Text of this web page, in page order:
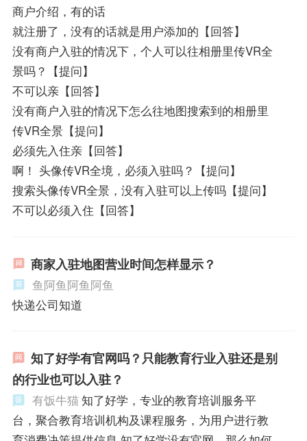
商户介绍，有的话
就注册了，没有的话就是用户添加的【回答】
没有商户入驻的情况下，个人可以往相册里传VR全
景吗？【提问】
不可以亲【回答】
没有商户入驻的情况下怎么往地图搜索到的相册里
传VR全景【提问】
必须先入住亲【回答】
啊！ 头像传VR全境，必须入驻吗？【提问】
搜索头像传VR全景，没有入驻可以上传吗【提问】
不可以必须入住【回答】
商家入驻地图营业时间怎样显示？
鱼阿鱼阿鱼阿鱼
快递公司知道
知了好学有官网吗？只能教育行业入驻还是别
的行业也可以入驻？
有饭牛猫知了好学，专业的教育培训服务平
台，聚合教育培训机构及课程服务，为用户进行教